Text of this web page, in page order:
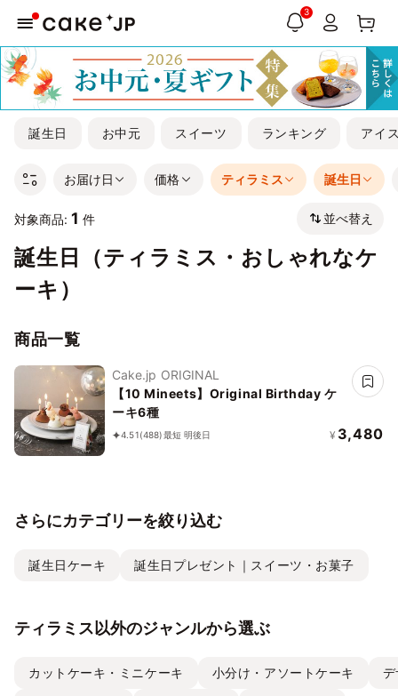
3
誕生日 お中元 スイーツ ランキング アイ
お届け日 価格 ティラミス 誕生日
対象商品: 1 件 並べ替え
誕生日（ティラミス・おしゃれなケ
ーキ）
商品一覧
Cake.jp ORIGINAL
【10 Mineets】Original Birthday ケ
ーキ6種
4.51(488)最短 明後日 ¥ 3,480
さらにカテゴリーを絞り込む
誕生日ケーキ 誕生日プレゼント｜スイーツ・お菓子
ティラミス以外のジャンルから選ぶ
カットケーキ・ミニケーキ 小分け・アソートケーキ